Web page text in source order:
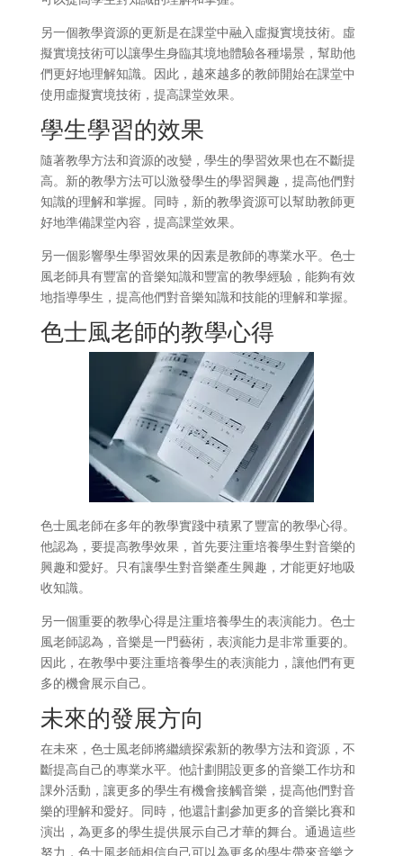
另一個教學資源的更新是在課堂中融入虛擬實境技術。虛
擬實境技術可以讓學生身臨其境地體驗各種場景，幫助他
們更好地理解知識。因此，越來越多的教師開始在課堂中
使用虛擬實境技術，提高課堂效果。
學生學習的效果
隨著教學方法和資源的改變，學生的學習效果也在不斷提
高。新的教學方法可以激發學生的學習興趣，提高他們對
知識的理解和掌握。同時，新的教學資源可以幫助教師更
好地準備課堂內容，提高課堂效果。
另一個影響學生學習效果的因素是教師的專業水平。色士
風老師具有豐富的音樂知識和豐富的教學經驗，能夠有效
地指導學生，提高他們對音樂知識和技能的理解和掌握。
色士風老師的教學心得
色士風老師在多年的教學實踐中積累了豐富的教學心得。
他認為，要提高教學效果，首先要注重培養學生對音樂的
興趣和愛好。只有讓學生對音樂產生興趣，才能更好地吸
收知識。
另一個重要的教學心得是注重培養學生的表演能力。色士
風老師認為，音樂是一門藝術，表演能力是非常重要的。
因此，在教學中要注重培養學生的表演能力，讓他們有更
多的機會展示自己。
未來的發展方向
在未來，色士風老師將繼續探索新的教學方法和資源，不
斷提高自己的專業水平。他計劃開設更多的音樂工作坊和
課外活動，讓更多的學生有機會接觸音樂，提高他們對音
樂的理解和愛好。同時，他還計劃參加更多的音樂比賽和
演出，為更多的學生提供展示自己才華的舞台。通過這些
努力，色士風老師相信自己可以為更多的學生帶來音樂之